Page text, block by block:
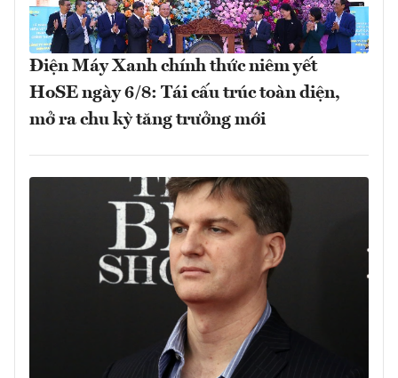
Điện Máy Xanh chính thức niêm yết
HoSE ngày 6/8: Tái cấu trúc toàn diện,
mở ra chu kỳ tăng trưởng mới